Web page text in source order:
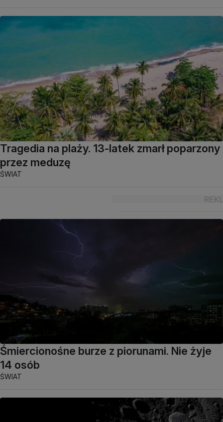
Tragedia na plaży. 13-latek zmarł poparzony
przez meduzę
ŚWIAT
Śmiercionośne burze z piorunami. Nie żyje
14 osób
ŚWIAT